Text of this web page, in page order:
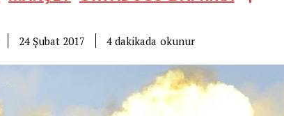
24 Şubat 2017 4 dakikada okunur